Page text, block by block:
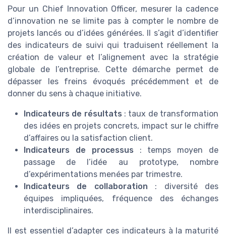
Pour un Chief Innovation Officer, mesurer la cadence
d’innovation ne se limite pas à compter le nombre de
projets lancés ou d’idées générées. Il s’agit d’identifier
des indicateurs de suivi qui traduisent réellement la
création de valeur et l’alignement avec la stratégie
globale de l’entreprise. Cette démarche permet de
dépasser les freins évoqués précédemment et de
donner du sens à chaque initiative.
Indicateurs de résultats : taux de transformation
des idées en projets concrets, impact sur le chiffre
d’affaires ou la satisfaction client.
Indicateurs de processus : temps moyen de
passage de l’idée au prototype, nombre
d’expérimentations menées par trimestre.
Indicateurs de collaboration : diversité des
équipes impliquées, fréquence des échanges
interdisciplinaires.
Il est essentiel d’adapter ces indicateurs à la maturité